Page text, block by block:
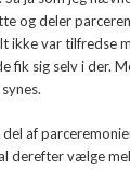
og deler
ikke var tilfredse
fik sig selv i der.
af
derefter vælge